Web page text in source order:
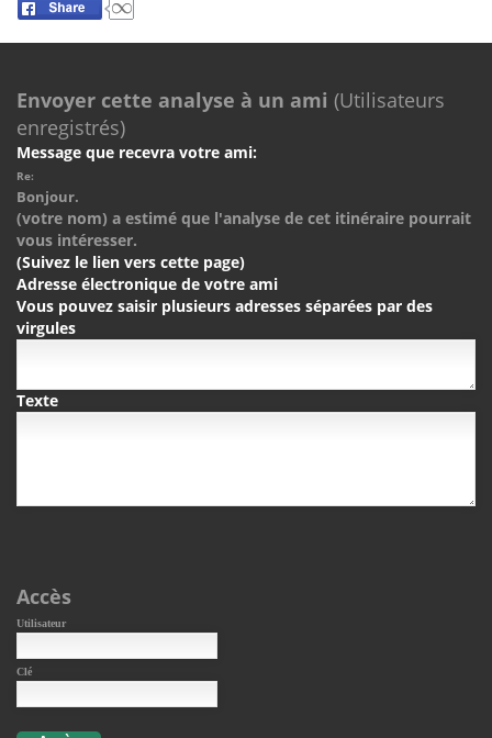
Envoyer cette analyse à un ami (Utilisateurs
enregistrés)
Message que recevra votre ami:
Re:
Bonjour.
(votre nom) a estimé que l'analyse de cet itinéraire pourrait
vous intéresser.
(Suivez le lien vers cette page)
Adresse électronique de votre ami
Vous pouvez saisir plusieurs adresses séparées par des
virgules
Texte
Accès
Utilisateur
Clé